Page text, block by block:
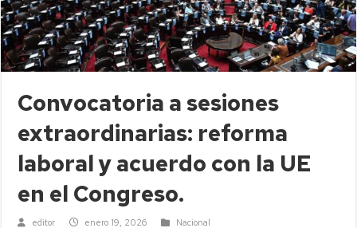
Convocatoria a sesiones
extraordinarias: reforma
laboral y acuerdo con la UE
en el Congreso.
editor enero 19, 2026 Nacional